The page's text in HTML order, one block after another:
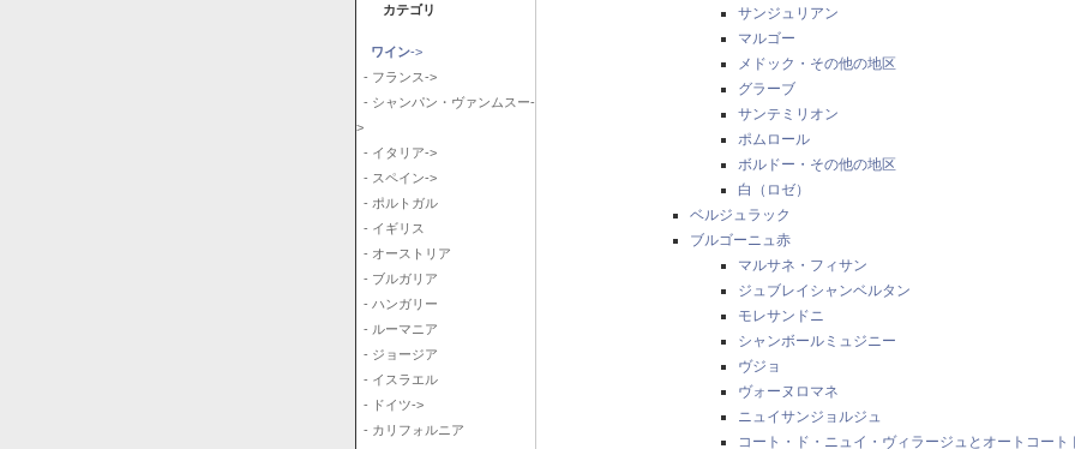
カテゴリ
ワイン->
- フランス->
- シャンパン・ヴァンムスー-
>
- イタリア->
- スペイン->
- ポルトガル
- イギリス
- オーストリア
- ブルガリア
- ハンガリー
- ルーマニア
- ジョージア
- イスラエル
- ドイツ->
- カリフォルニア
サンジュリアン
マルゴー
メドック・その他の地区
グラーブ
サンテミリオン
ポムロール
ボルドー・その他の地区
白（ロゼ）
ベルジュラック
ブルゴーニュ赤
マルサネ・フィサン
ジュブレイシャンベルタン
モレサンドニ
シャンボールミュジニー
ヴジョ
ヴォーヌロマネ
ニュイサンジョルジュ
コート・ド・ニュイ・ヴィラージュとオートコート